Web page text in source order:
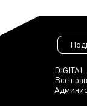
Все